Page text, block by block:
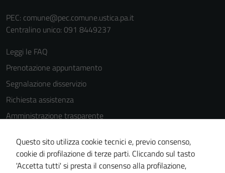
PEC: comune@pec.comune.ustica.pa.it
Centralino unico: 091 8449237
Leggi le FAQ
Prenotazione appuntamento
Segnalazione disservizio
Richiesta assistenza
Amministrazione trasparente
Cookie Policy
Note legali
Questo sito utilizza cookie tecnici e, previo consenso,
cookie di profilazione di terze parti. Cliccando sul tasto
'Accetta tutti' si presta il consenso alla profilazione,
Questi cookie
sono necessari